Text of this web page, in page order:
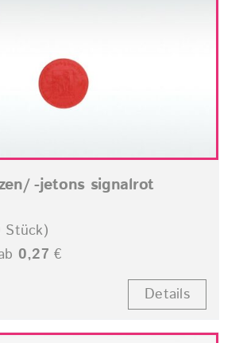
-jetons signalrot
Stück)
0,27 €
Details